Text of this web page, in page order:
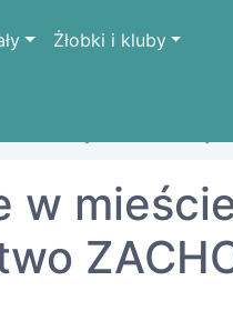
Żłobki i kluby
w